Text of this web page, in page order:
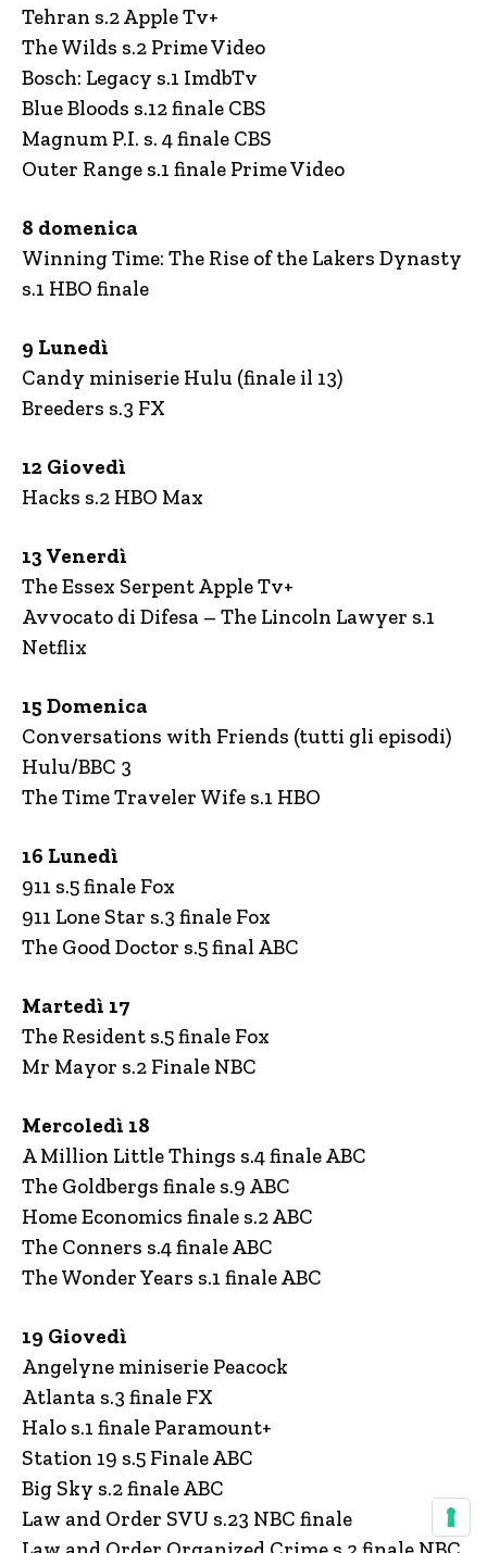
Tehran s.2 Apple Tv+
The Wilds s.2 Prime Video
Bosch: Legacy s.1 ImdbTv
Blue Bloods s.12 finale CBS
Magnum P.I. s. 4 finale CBS
Outer Range s.1 finale Prime Video
8 domenica
Winning Time: The Rise of the Lakers Dynasty
s.1 HBO finale
9 Lunedì
Candy miniserie Hulu (finale il 13)
Breeders s.3 FX
12 Giovedì
Hacks s.2 HBO Max
13 Venerdì
The Essex Serpent Apple Tv+
Avvocato di Difesa – The Lincoln Lawyer s.1
Netflix
15 Domenica
Conversations with Friends (tutti gli episodi)
Hulu/BBC 3
The Time Traveler Wife s.1 HBO
16 Lunedì
911 s.5 finale Fox
911 Lone Star s.3 finale Fox
The Good Doctor s.5 final ABC
Martedì 17
The Resident s.5 finale Fox
Mr Mayor s.2 Finale NBC
Mercoledì 18
A Million Little Things s.4 finale ABC
The Goldbergs finale s.9 ABC
Home Economics finale s.2 ABC
The Conners s.4 finale ABC
The Wonder Years s.1 finale ABC
19 Giovedì
Angelyne miniserie Peacock
Atlanta s.3 finale FX
Halo s.1 finale Paramount+
Station 19 s.5 Finale ABC
Big Sky s.2 finale ABC
Law and Order SVU s.23 NBC finale